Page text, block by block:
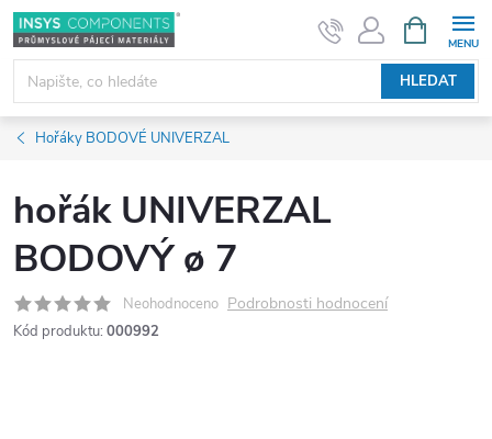
Přejít
na
obsah
HLEDAT
NÁKUPNÍ
KOŠÍK
Hořáky BODOVÉ UNIVERZAL
hořák UNIVERZAL
BODOVÝ ø 7
Neohodnoceno Podrobnosti hodnocení
Kód produktu: 000992